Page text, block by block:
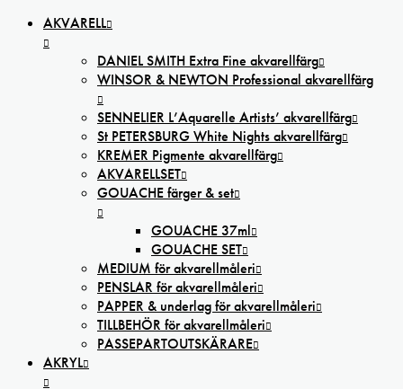
AKVARELL
DANIEL SMITH Extra Fine akvarellfärg
WINSOR & NEWTON Professional akvarellfärg
SENNELIER L’Aquarelle Artists’ akvarellfärg
St PETERSBURG White Nights akvarellfärg
KREMER Pigmente akvarellfärg
AKVARELLSET
GOUACHE färger & set
GOUACHE 37ml
GOUACHE SET
MEDIUM för akvarellmåleri
PENSLAR för akvarellmåleri
PAPPER & underlag för akvarellmåleri
TILLBEHÖR för akvarellmåleri
PASSEPARTOUTSKÄRARE
AKRYL